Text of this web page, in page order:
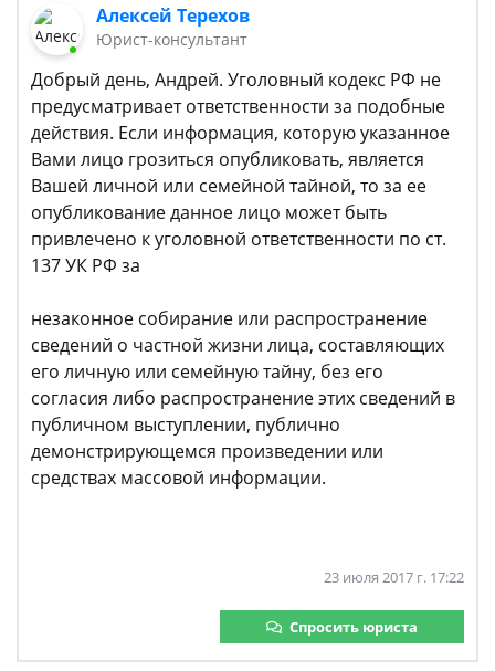
Алексей Терехов
Юрист-консультант
Добрый день, Андрей. Уголовный кодекс РФ не
предусматривает ответственности за подобные
действия. Если информация, которую указанное
Вами лицо грозиться опубликовать, является
Вашей личной или семейной тайной, то за ее
опубликование данное лицо может быть
привлечено к уголовной ответственности по ст.
137 УК РФ за
незаконное собирание или распространение
сведений о частной жизни лица, составляющих
его личную или семейную тайну, без его
согласия либо распространение этих сведений в
публичном выступлении, публично
демонстрирующемся произведении или
средствах массовой информации.
23 июля 2017 г. 17:22
Спросить юриста